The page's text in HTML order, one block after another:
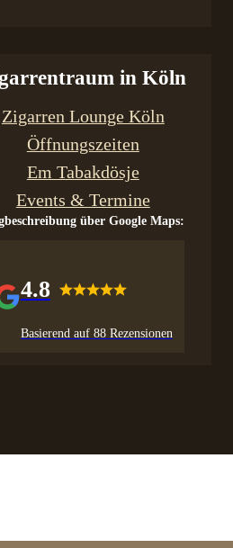
in Köln
Zigarren Lounge Köln
Öffnungszeiten
Em Tabakdösje
Events & Termine
über Google Maps:
4.8
Basierend auf 88 Rezensionen